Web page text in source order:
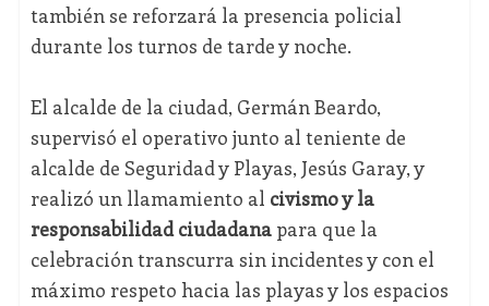
también se reforzará la presencia policial
durante los turnos de tarde y noche.
El alcalde de la ciudad, Germán Beardo,
supervisó el operativo junto al teniente de
alcalde de Seguridad y Playas, Jesús Garay, y
realizó un llamamiento al civismo y la
responsabilidad ciudadanapara que la
celebración transcurra sin incidentes y con el
máximo respeto hacia las playas y los espacios